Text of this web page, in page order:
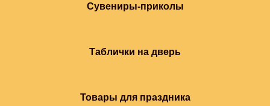
Сувениры-приколы
Таблички на дверь
Товары для праздника